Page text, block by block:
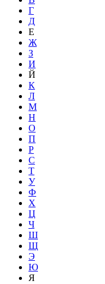
Г
Д
Е
Ж
З
И
Й
К
Л
М
Н
О
П
Р
С
Т
У
Ф
Х
Ц
Ч
Ш
Щ
Э
Ю
Я